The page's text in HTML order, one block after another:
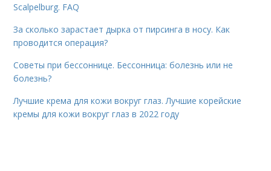
Scalpelburg. FAQ
За сколько зарастает дырка от пирсинга в носу. Как
проводится операция?
Советы при бессоннице. Бессонница: болезнь или не
болезнь?
Лучшие крема для кожи вокруг глаз. Лучшие корейские
кремы для кожи вокруг глаз в 2022 году